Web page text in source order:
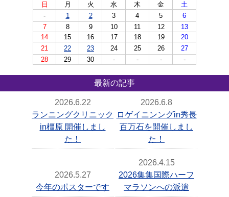
日
月 火 水 木 金
土
-
1 2 3 4 5
6
7
8 9 10 11 12
13
14
15 16 17 18 19
20
21
22 23 24 25 26
27
28
29 30 - - - -
最新の記事
2026.6.22
ランニングクリニック
in橿原 開催しまし
た！
2026.6.8
ロゲイニンングin秀長
百万石を開催しまし
た！
2026.5.27
今年のポスターです
2026.4.15
2026集集国際ハーフ
マラソンへの派遣